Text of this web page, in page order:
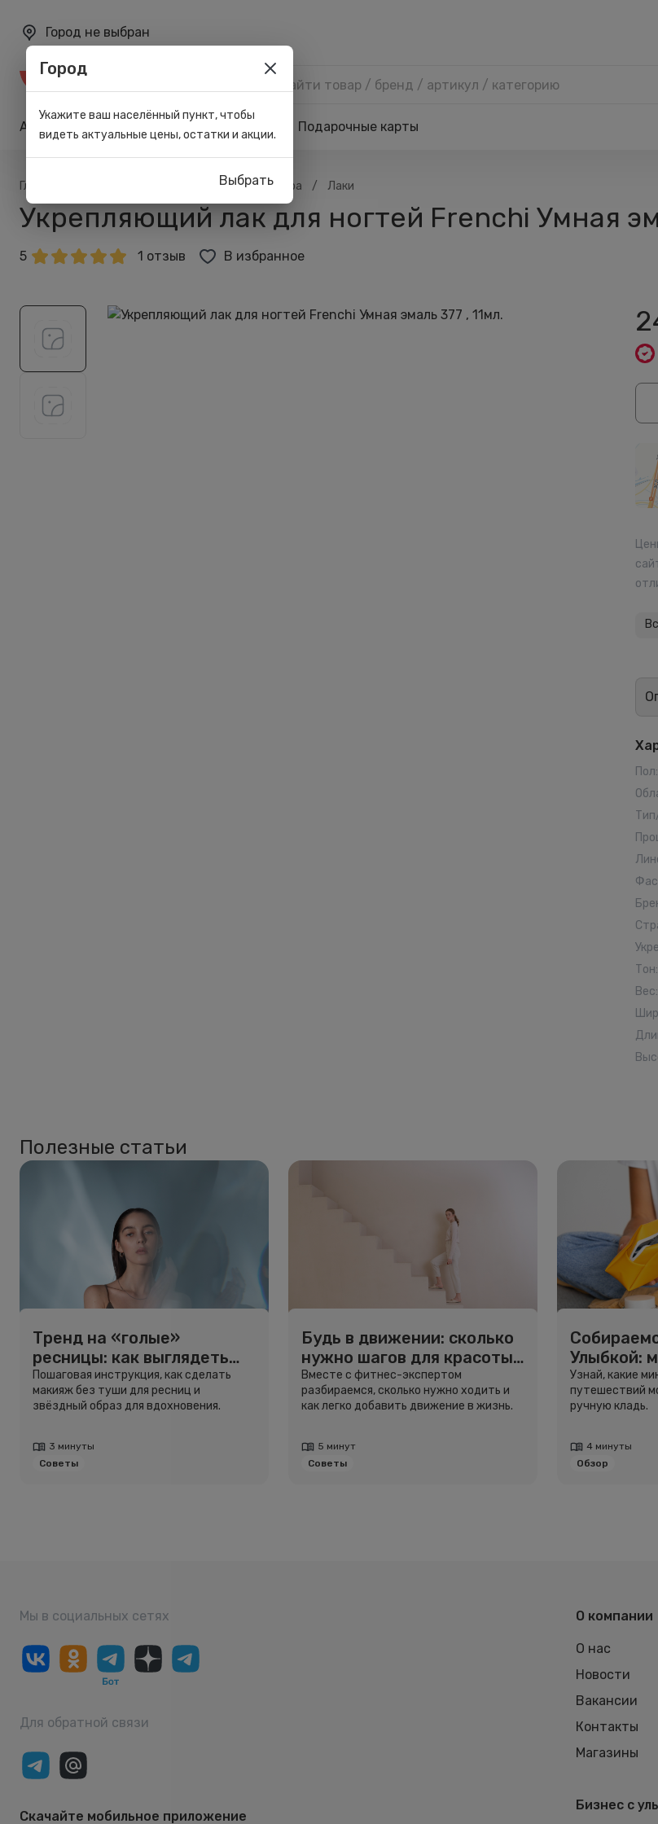
Город не выбран
Акции Карта лояльности Подарочные карты
Главная Для маникюра / Лаки
Укрепляющий лак для ногтей Frenchi Умная
5 1 отзыв В избранное
Пол:
Тон:
Вес:
Полезные статьи
Тренд на «голые»
ресницы: как выглядеть
свежо, не используя тушь
Пошаговая инструкция, как сделать
макияж без туши для ресниц и
звёздный образ для вдохновения.
3 минуты
Советы
Будь в движении: сколько
нужно шагов для красоты
и здоровья
Вместе с фитнес-экспертом
разбираемся, сколько нужно ходить и
как легко добавить движение в жизнь.
5 минут
Советы
Улыбкой:
для
Узнай, какие
путешествий
ручную кладь.
4 минуты
Обзор
Мы в социальных сетях
Для обратной связи
Скачайте мобильное приложение
О компании
О нас
Новости
Вакансии
Контакты
Магазины
Бизнес с
Город
Укажите ваш населённый пункт, чтобы
видеть актуальные цены, остатки и акции.
Выбрать